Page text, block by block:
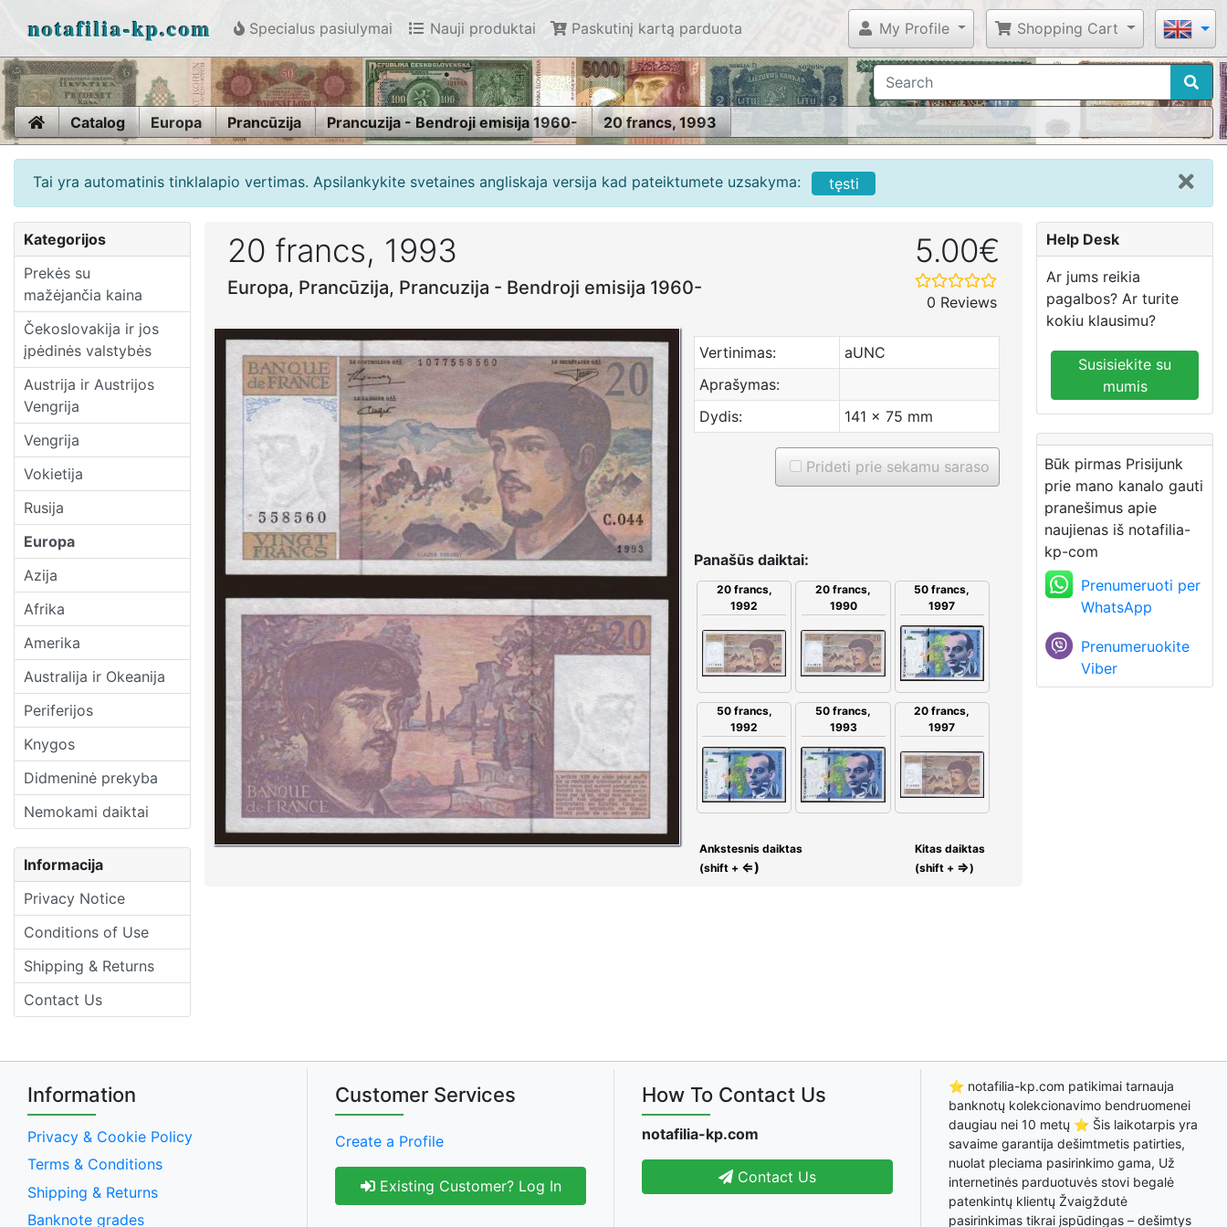
notafilia-kp.com Specialus pasiulymai Nauji produktai Paskutinį kartą parduota My Profile Shopping Cart
HomeCatalog Europa Prancūzija Prancuzija - Bendroji emisija 1960- 20 francs, 1993
Tai yra automatinis tinklalapio vertimas. Apsilankykite svetaines angliskaja versija kad pateiktumete uzsakyma: tęsti
Kategorijos
Prekės su
mažėjančia kaina
Čekoslovakija ir jos
įpėdinės valstybės
Austrija ir Austrijos
Vengrija
Vengrija
Vokietija
Rusija
Europa
Azija
Afrika
Amerika
Australija ir Okeanija
Periferijos
Knygos
Didmeninė prekyba
Nemokami daiktai
Informacija
Privacy Notice
Conditions of Use
Shipping & Returns
Contact Us
20 francs, 1993
Europa, Prancūzija, Prancuzija - Bendroji emisija 1960-
5.00€
0 Reviews
Vertinimas:
aUNC
Aprašymas:
Dydis:
141 x 75 mm
Prideti prie sekamu saraso
Panašūs daiktai:
20 francs,
1992
20 francs,
1990
50 francs,
1997
50 francs,
1992
50 francs,
1993
20 francs,
1997
Ankstesnis daiktas
(shift + ⇐)
Kitas daiktas
(shift + ⇒)
Help Desk
Ar jums reikia
pagalbos? Ar turite
kokiu klausimu?
Susisiekite su
mumis
Būk pirmas Prisijunk
prie mano kanalo gauti
pranešimus apie
naujienas iš notafilia-
kp-com
Prenumeruoti per
WhatsApp
Prenumeruokite
Viber
Information
Privacy & Cookie Policy
Terms & Conditions
Shipping & Returns
Banknote grades
Customer Services
Create a Profile
Existing Customer? Log In
How To Contact Us
notafilia-kp.com
Contact Us
⭐ notafilia-kp.com patikimai tarnauja
banknotų kolekcionavimo bendruomenei
daugiau nei 10 metų ⭐ Šis laikotarpis yra
savaime garantija dešimtmetis patirties,
nuolat pleciama pasirinkimo gama, Už
internetinės parduotuvės stovi begalė
patenkintų klientų Žvaigždutė
pasirinkimas tikrai įspūdingas – dešimtys